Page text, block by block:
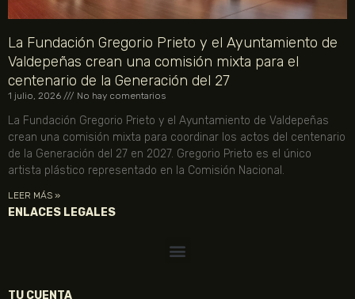
La Fundación Gregorio Prieto y el Ayuntamiento de
Valdepeñas crean una comisión mixta para el
centenario de la Generación del 27
1 julio, 2026 No hay comentarios
La Fundación Gregorio Prieto y el Ayuntamiento de Valdepeñas
crean una comisión mixta para coordinar los actos del centenario
de la Generación del 27 en 2027. Gregorio Prieto es el único
artista plástico representado en la Comisión Nacional.
LEER MÁS »
ENLACES LEGALES
TU CUENTA